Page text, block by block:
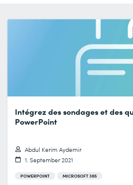
Intégrez des sondages et des
PowerPoint
Abdul Kerim Aydemir
1. September 2021
POWERPOINT MICROSOFT 365